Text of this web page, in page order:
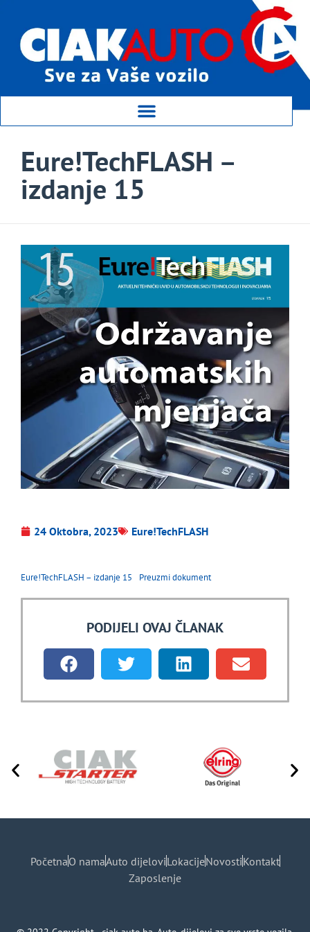
Eure!TechFLASH –
izdanje 15
24 Oktobra, 2023 Eure!TechFLASH
Eure!TechFLASH – izdanje 15 Preuzmi dokument
PODIJELI OVAJ ČLANAK
PočetnaO namaAuto dijeloviLokacijeNovostiKontakt
Zaposlenje